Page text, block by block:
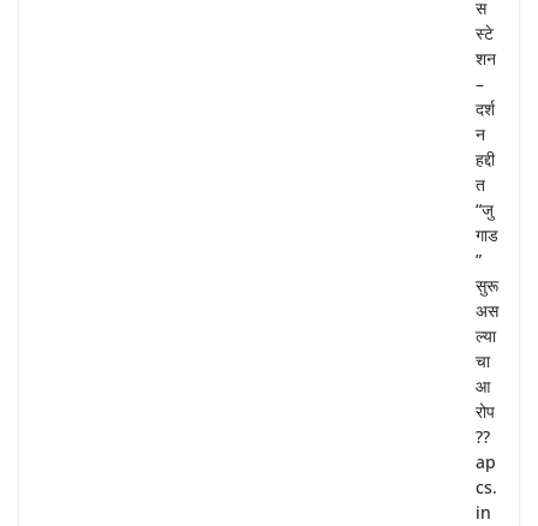
स
स्टे
शन
–
दर्श
न
हद्दी
त
“जु
गाड
”
सुरू
अस
ल्या
चा
आ
रोप
??
ap
cs.
in